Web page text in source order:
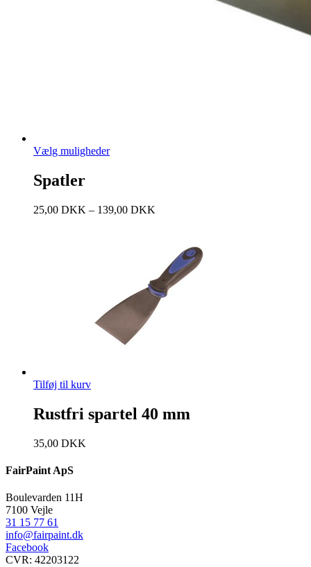
Vælg muligheder
Spatler
25,00 DKK – 139,00 DKK
Tilføj til kurv
Rustfri spartel 40 mm
35,00 DKK
FairPaint ApS
Boulevarden 11H
7100 Vejle
31 15 77 61
info@fairpaint.dk
Facebook
CVR: 42203122